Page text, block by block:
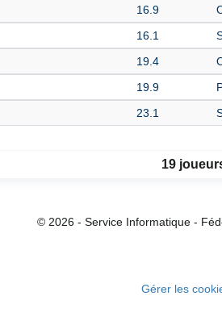
16.9
16.1
19.4
19.9
23.1
19
© 2026 - Service Informatique -
Gérer les